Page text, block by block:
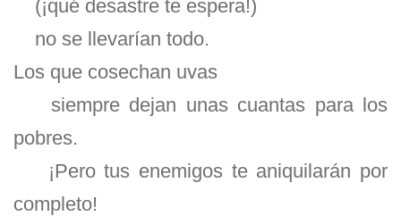
(¡qué desastre te espera!)
no se llevarían todo.
Los que cosechan uvas
siempre dejan unas cuantas para los
pobres.
¡Pero tus enemigos te aniquilarán por
completo!